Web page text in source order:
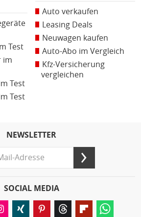
Test
im
Test
Test
Auto verkaufen
Leasing Deals
Neuwagen kaufen
Auto-Abo im Vergleich
Kfz-Versicherung
vergleichen
NEWSLETTER
SOCIAL MEDIA